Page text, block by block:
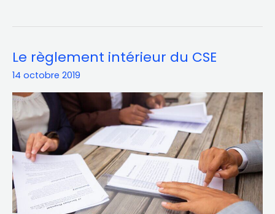
Le règlement intérieur du CSE
14 octobre 2019
Le
règlement
du
CSE